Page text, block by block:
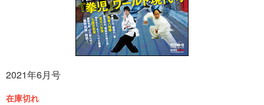
2021年6月号
在庫切れ